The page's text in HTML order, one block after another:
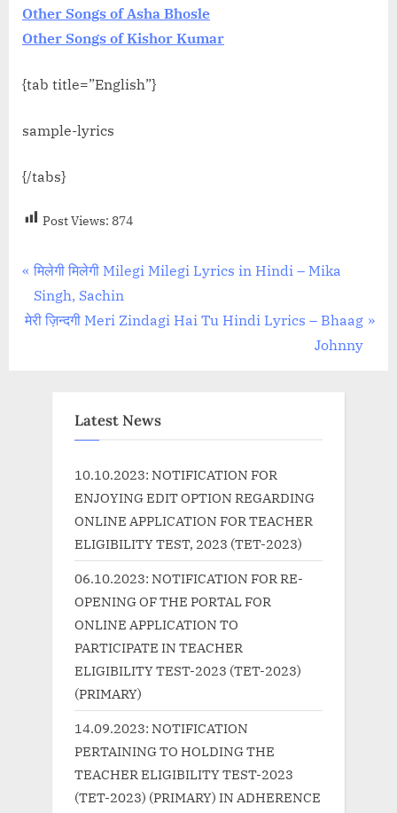
Other Songs of Asha Bhosle
Other Songs of Kishor Kumar
{tab title=”English”}
sample-lyrics
{/tabs}
Post Views: 874
Post
navigation
P
r
e
मिलेगी मिलेगी Milegi Milegi Lyrics in Hindi – Mika
Singh, Sachin
N
मेरी ज़िन्दगी Meri Zindagi Hai Tu Hindi Lyrics – Bhaag
Johnny
Latest News
10.10.2023: NOTIFICATION FOR
ENJOYING EDIT OPTION REGARDING
ONLINE APPLICATION FOR TEACHER
ELIGIBILITY TEST, 2023 (TET-2023)
06.10.2023: NOTIFICATION FOR RE-
OPENING OF THE PORTAL FOR
ONLINE APPLICATION TO
PARTICIPATE IN TEACHER
ELIGIBILITY TEST-2023 (TET-2023)
(PRIMARY)
14.09.2023: NOTIFICATION
PERTAINING TO HOLDING THE
TEACHER ELIGIBILITY TEST-2023
(TET-2023) (PRIMARY) IN ADHERENCE